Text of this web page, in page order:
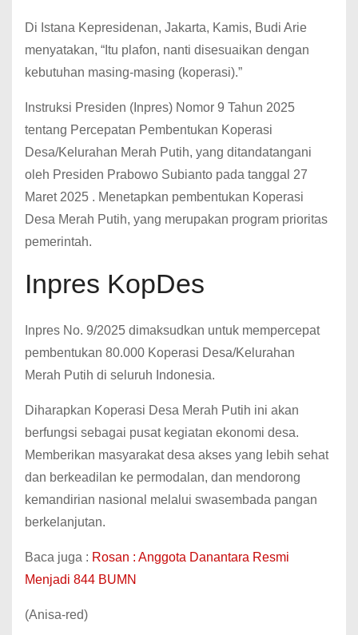
Di Istana Kepresidenan, Jakarta, Kamis, Budi Arie
menyatakan, “Itu plafon, nanti disesuaikan dengan
kebutuhan masing-masing (koperasi).”
Instruksi Presiden (Inpres) Nomor 9 Tahun 2025
tentang Percepatan Pembentukan Koperasi
Desa/Kelurahan Merah Putih, yang ditandatangani
oleh Presiden Prabowo Subianto pada tanggal 27
Maret 2025 . Menetapkan pembentukan Koperasi
Desa Merah Putih, yang merupakan program prioritas
pemerintah.
Inpres KopDes
Inpres No. 9/2025 dimaksudkan untuk mempercepat
pembentukan 80.000 Koperasi Desa/Kelurahan
Merah Putih di seluruh Indonesia.
Diharapkan Koperasi Desa Merah Putih ini akan
berfungsi sebagai pusat kegiatan ekonomi desa.
Memberikan masyarakat desa akses yang lebih sehat
dan berkeadilan ke permodalan, dan mendorong
kemandirian nasional melalui swasembada pangan
berkelanjutan.
Baca juga : Rosan : Anggota Danantara Resmi
Menjadi 844 BUMN
(Anisa-red)